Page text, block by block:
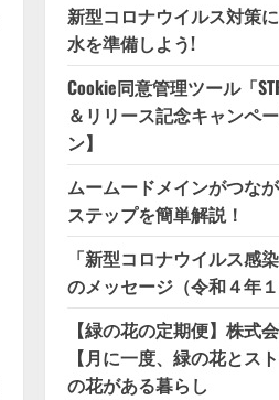
新型コロナウイルス対策
水を準備しよう!
Cookie同意管理ツール「
＆リリース記念キャンペ
ン】
ムームードメインがつな
ステップを簡単解説！
「新型コロナウイルス感
のメッセージ（令和４年１
【緑の花の定期便】株式
【月に一度、緑の花とス
の花がある暮らし